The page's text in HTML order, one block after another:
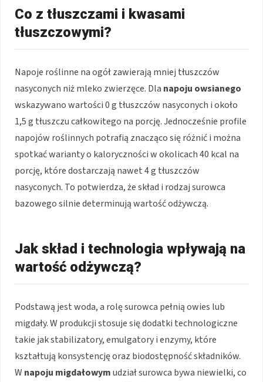
Co z tłuszczami i kwasami
tłuszczowymi?
Napoje roślinne na ogół zawierają mniej tłuszczów
nasyconych niż mleko zwierzęce. Dla napoju owsianego
wskazywano wartości 0 g tłuszczów nasyconych i około
1,5 g tłuszczu całkowitego na porcję. Jednocześnie profile
napojów roślinnych potrafią znacząco się różnić i można
spotkać warianty o kaloryczności w okolicach 40 kcal na
porcję, które dostarczają nawet 4 g tłuszczów
nasyconych. To potwierdza, że skład i rodzaj surowca
bazowego silnie determinują wartość odżywczą.
Jak skład i technologia wpływają na
wartość odżywczą?
Podstawą jest woda, a rolę surowca pełnią owies lub
migdały. W produkcji stosuje się dodatki technologiczne
takie jak stabilizatory, emulgatory i enzymy, które
kształtują konsystencję oraz biodostępność składników.
W napoju migdałowymudział surowca bywa niewielki, co